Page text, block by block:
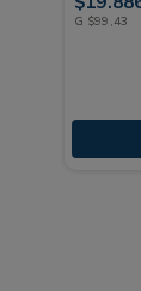
G $99 43